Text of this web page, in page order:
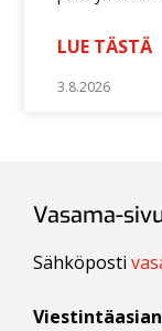
LUE TÄSTÄ
3.8.2026
Vasama-
Sähköposti